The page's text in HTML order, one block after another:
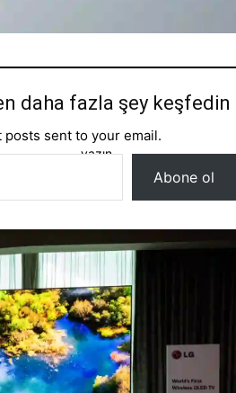
daha fazla şey keşfedin
sent to your email.
yazın…
Abone ol